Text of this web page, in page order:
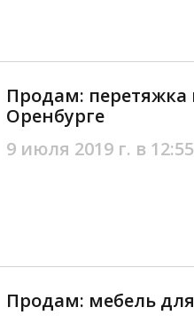
Продам:
Оренбурге
9 июля 2019 г. в 12:55
Продам: мебель